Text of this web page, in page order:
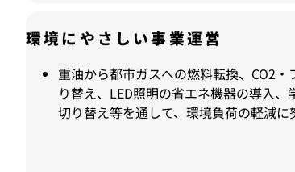
環境にやさしい事業運営
重油から都市ガスへの燃料転換、CO2
り替え、LED照明の省エネ機器の導入
切り替え等を通して、環境負荷の軽減に